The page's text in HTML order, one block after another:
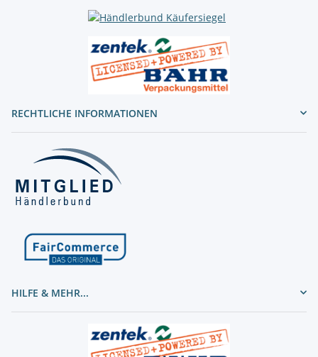
RECHTLICHE INFORMATIONEN
HILFE & MEHR...